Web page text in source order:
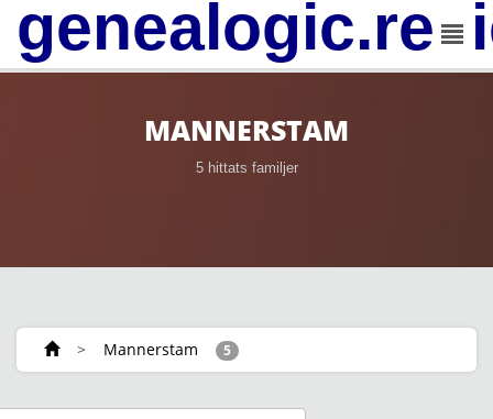
MANNERSTAM
5 hittats familjer
> Mannerstam 5